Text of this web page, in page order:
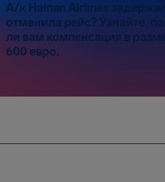
А/к Hainan Airlines
отменила рейс? Узнайте,
ли вам компенсация в
600 евро.